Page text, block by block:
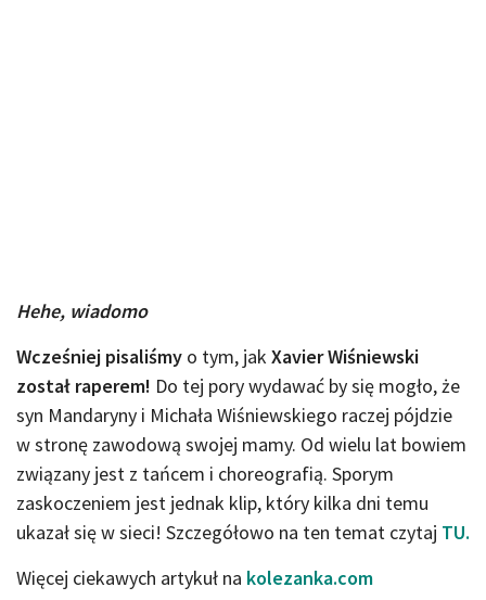
Hehe, wiadomo
Wcześniej pisaliśmy o tym, jak Xavier Wiśniewski
został raperem! Do tej pory wydawać by się mogło, że
syn Mandaryny i Michała Wiśniewskiego raczej pójdzie
w stronę zawodową swojej mamy. Od wielu lat bowiem
związany jest z tańcem i choreografią. Sporym
zaskoczeniem jest jednak klip, który kilka dni temu
ukazał się w sieci! Szczegółowo na ten temat czytaj TU.
Więcej ciekawych artykuł na kolezanka.com